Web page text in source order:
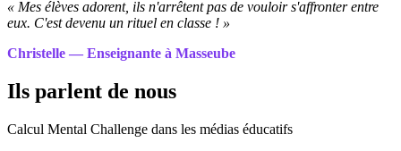
« Mes élèves adorent, ils n'arrêtent pas de vouloir s'affronter entre
eux. C'est devenu un rituel en classe ! »
Christelle — Enseignante à Masseube
Ils parlent de nous
Calcul Mental Challenge dans les médias éducatifs